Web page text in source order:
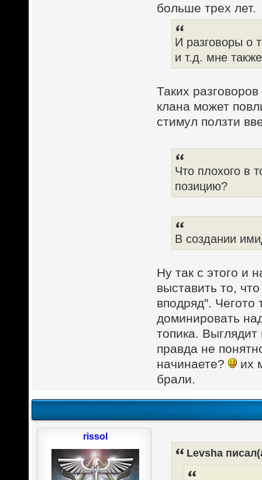
больше трех лет.
И разговоры о
и т.д. мне
Таких
клана может
стимул ползти
Что плохого в
позицию?
В создании
Ну так с этого и
выставить то,
вподряд". Чегото
доминировать
топика. Выглядит
правда не
начинаете?
их
брали.
Levsha
rissol